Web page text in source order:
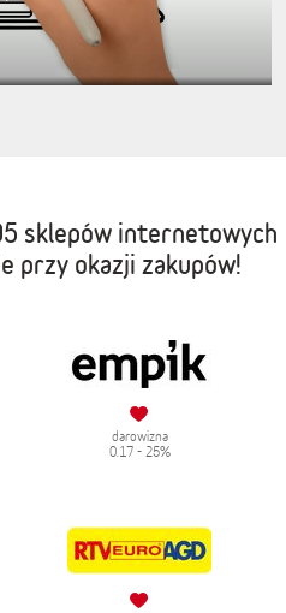
sklepów internetowych
przy okazji zakupów!
darowizna
0.17 - 25%